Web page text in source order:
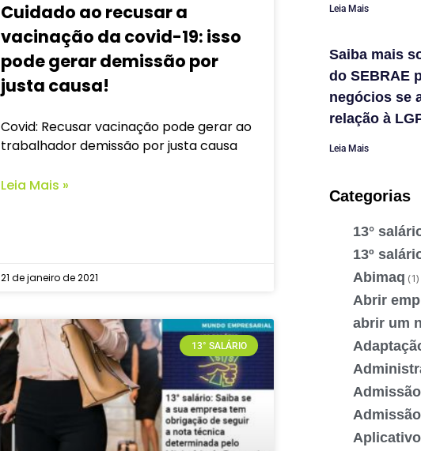
Cuidado ao recusar a
vacinação da covid-19: isso
pode gerar demissão por
justa causa!
Covid: Recusar vacinação pode gerar ao
trabalhador demissão por justa causa
Leia Mais »
21 de janeiro de 2021
13° SALÁRIO
Leia Mais
Saiba mais
do SEBRAE
negócios se
relação à
Leia Mais
Categorias
13°
13º
Abimaq (1)
Abrir
abrir um
Admissão